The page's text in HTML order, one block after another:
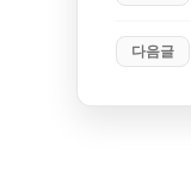
다음글